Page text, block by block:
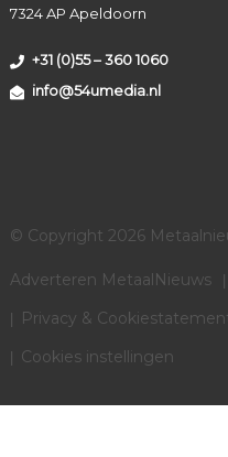
7324 AP Apeldoorn
+31 (0)55 – 360 1060
info@54umedia.nl
© Copyright 2026
Adverteren MetaalNieuws
Privacy &
Cookies instellingen